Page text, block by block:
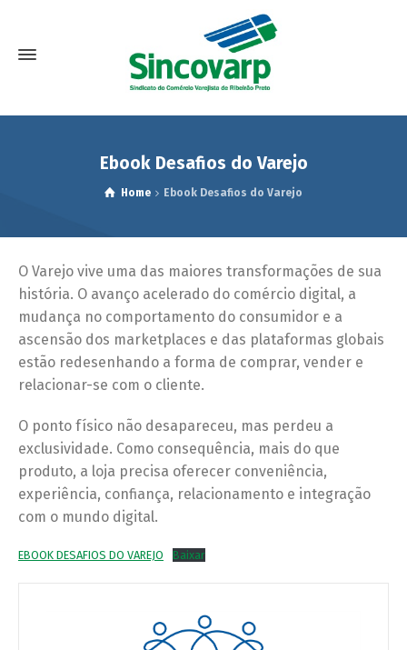
Ebook Desafios do Varejo
Home Ebook Desafios do Varejo
O Varejo vive uma das maiores transformações de sua
história. O avanço acelerado do comércio digital, a
mudança no comportamento do consumidor e a
ascensão dos marketplaces e das plataformas globais
estão redesenhando a forma de comprar, vender e
relacionar-se com o cliente.
O ponto físico não desapareceu, mas perdeu a
exclusividade. Como consequência, mais do que
produto, a loja precisa oferecer conveniência,
experiência, confiança, relacionamento e integração
com o mundo digital.
EBOOK DESAFIOS DO VAREJO Baixar